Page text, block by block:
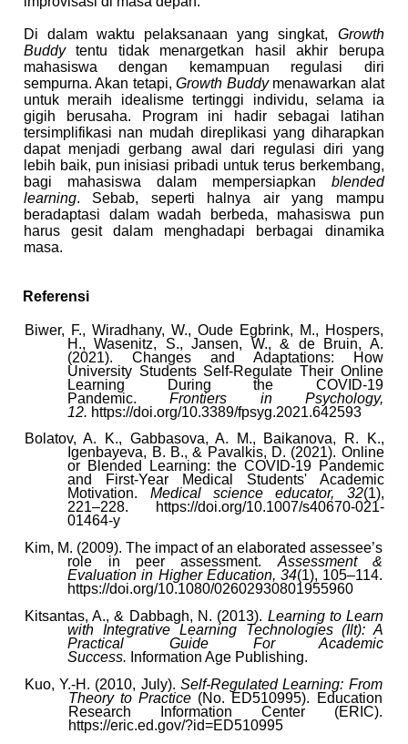
Di dalam waktu pelaksanaan yang singkat, Growth
Buddytentu tidak menargetkan hasil akhir berupa
mahasiswa dengan kemampuan regulasi diri
sempurna. Akan tetapi,Growth Buddy menawarkan alat
untuk meraih idealisme tertinggi individu, selama ia
gigih berusaha. Program ini hadir sebagai latihan
tersimplifikasi nan mudah direplikasi yang diharapkan
dapat menjadi gerbang awal dari regulasi diri yang
lebih baik, pun inisiasi pribadi untuk terus berkembang,
bagi mahasiswa dalam mempersiapkan blended
learning. Sebab, seperti halnya air yang mampu
beradaptasi dalam wadah berbeda, mahasiswa pun
harus gesit dalam menghadapi berbagai dinamika
masa.
Referensi
Biwer, F., Wiradhany, W., Oude Egbrink, M., Hospers,
H., Wasenitz, S., Jansen, W., & de Bruin, A.
(2021). Changes and Adaptations: How
University Students Self-Regulate Their Online
Learning During the COVID-19
Pandemic.Frontiers in Psychology,
12. https://doi.org/10.3389/fpsyg.2021.642593
Bolatov, A. K., Gabbasova, A. M., Baikanova, R. K.,
Igenbayeva, B. B., & Pavalkis, D. (2021). Online
or Blended Learning: the COVID-19 Pandemic
and First-Year Medical Students' Academic
Motivation. Medical science educator, 32(1),
221–228. https://doi.org/10.1007/s40670-021-
01464-y
Kim, M. (2009). The impact of an elaborated assessee’s
role in peer assessment. Assessment &
Evaluation in Higher Education, 34(1), 105–114.
https://doi.org/10.1080/02602930801955960
Kitsantas, A., & Dabbagh, N. (2013). Learning to Learn
with Integrative Learning Technologies (Ilt): A
Practical Guide For Academic
Success. Information Age Publishing.
Kuo, Y.-H. (2010, July).Self-Regulated Learning: From
Theory to Practice (No. ED510995). Education
Research Information Center (ERIC).
https://eric.ed.gov/?id=ED510995